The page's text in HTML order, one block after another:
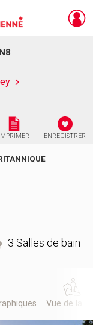
ENREGISTRER
3 Salles de bain
Vue de la